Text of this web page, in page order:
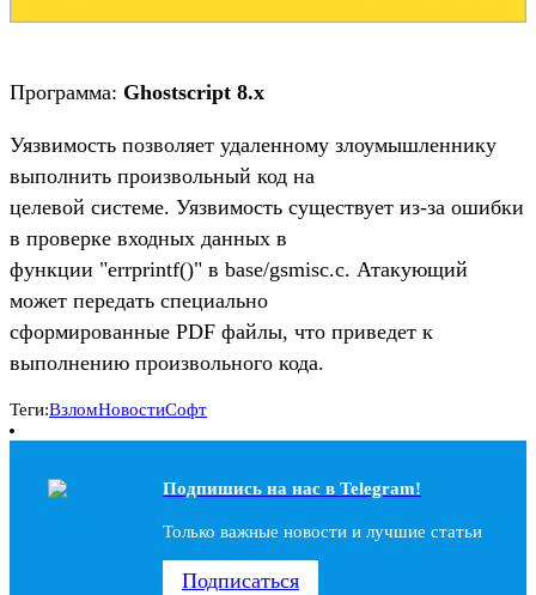
Программа: Ghostscript 8.x
Уязвимость позволяет удаленному злоумышленнику
выполнить произвольный код на
целевой системе. Уязвимость существует из-за ошибки
в проверке входных данных в
функции "errprintf()" в base/gsmisc.c. Атакующий
может передать специально
сформированные PDF файлы, что приведет к
выполнению произвольного кода.
Теги:ВзломНовостиСофт
Подпишись на наc в Telegram!
Только важные новости и лучшие статьи
Подписаться